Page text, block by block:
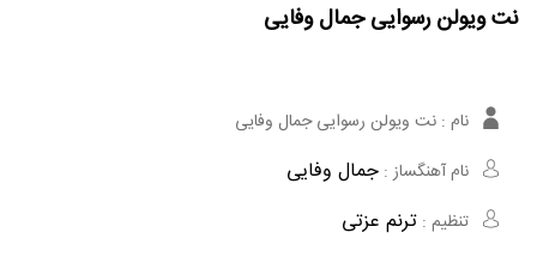
نت ویولن رسوایی جمال وفایی
نام : نت ویولن رسوایی جمال وفایی
نام آهنگساز : جمال وفایی
تنظیم : ترنم عزتی